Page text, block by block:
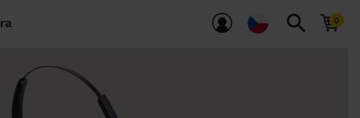
search